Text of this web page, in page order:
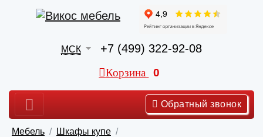
МСК +7 (499) 322-92-08
Корзина 0
Обратный звонок
Мебель Шкафы купе